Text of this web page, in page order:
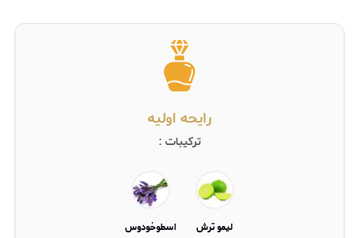
رایحه اولیه
ترکیبات :
ليمو ترش اسطوخودوس